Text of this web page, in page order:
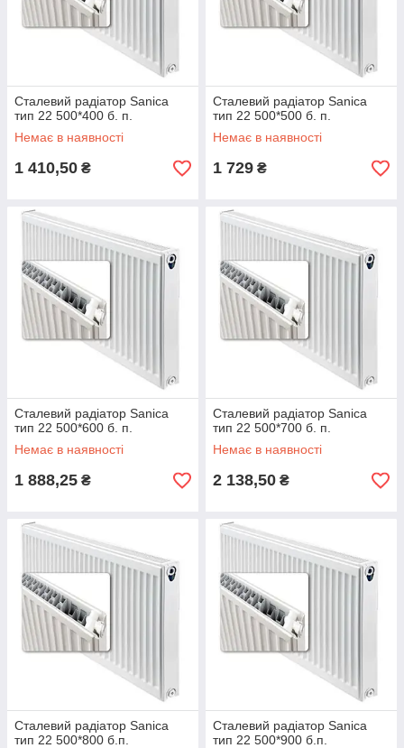
Сталевий радіатор Sanica
тип 22 500*400 б. п.
Немає в наявності
1 410,50 ₴
Сталевий радіатор Sanica
тип 22 500*500 б. п.
Немає в наявності
1 729 ₴
Сталевий радіатор Sanica
тип 22 500*600 б. п.
Немає в наявності
1 888,25 ₴
Сталевий радіатор Sanica
тип 22 500*700 б. п.
Немає в наявності
2 138,50 ₴
Сталевий радіатор Sanica
тип 22 500*800 б.п.
Сталевий радіатор Sanica
тип 22 500*900 б.п.